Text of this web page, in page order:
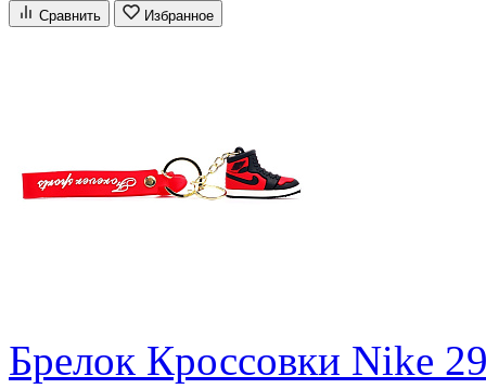
Сравнить Избранное
Брелок Кроссовки Nike